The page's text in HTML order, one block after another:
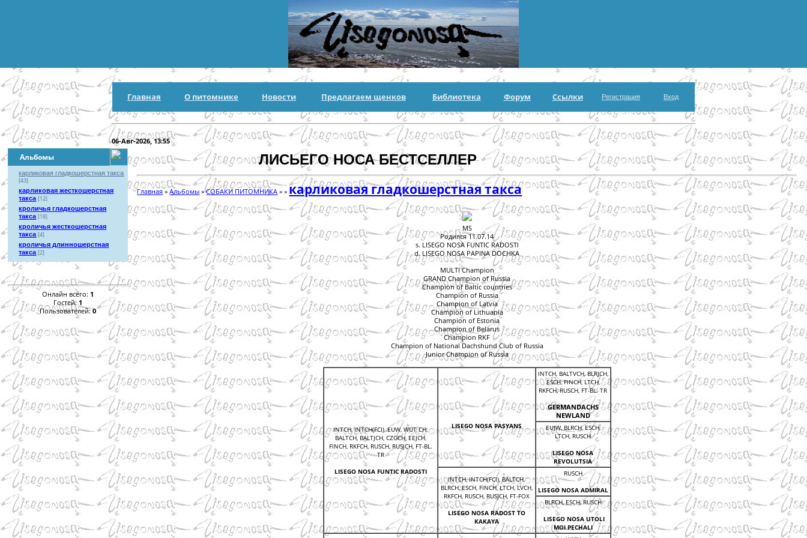
Главная О питомнике Новости Предлагаем щенков Библиотека Форум Ссылки Регистрация Вход
06-Авг-2026, 13:55
Альбомы
карликовая гладкошерстная такса
[43]
карликовая жесткошерстная
такса [12]
кроличья гладкошерстная
такса [18]
кроличья жесткошерстная
такса [4]
кроличья длинношерстная
такса [2]
Онлайн всего: 1
Гостей:1
Пользователей:0
ЛИСЬЕГО НОСА БЕСТСЕЛЛЕР
Главная»Альбомы »СОБАКИ ПИТОМНИКА » » карликовая гладкошерстная такса
MS
Родился 11.07.14
s. LISEGO NOSA FUNTIC RADOSTI
d. LISEGO NOSA PAPINA DOCHKA
MULTI Champion
GRAND Champion of Russia
Champion of Baltic countries
Champion of Russia
Champion of Latvia
Champion of Lithuania
Champion of Estonia
Champion of Belarus
Champion RKF
Champion of National Dachshund Club of Russia
Junior Champion of Russia
INTCH, INTCH(FCI), EUW, WUT CH,
BALTCH, BALTJCH, CZGCH, EEJCH,
FINCH, RKFCH, RUSCH, RUSJCH, FT-BL.
TR
LISEGO NOSA FUNTIC RADOSTI
LISEGO NOSA PASYANS
INTCH, BALTVCH, BLRJCH,
ESCH, FINCH, LTCH,
RKFCH, RUSCH, FT-BL. TR
GERMANDACHS
NEWLAND
EUJW, BLRCH, ESCH,
LTCH, RUSCH
LISEGO NOSA
REVOLUTSIA
INTCH, INTCH(FCI), BALTCH,
BLRCH, ESCH, FINCH, LTCH, LVCH,
RKFCH, RUSCH, RUSJCH, FT-FOX
LISEGO NOSA RADOST TO
KAKAYA
RUSCH
LISEGO NOSA ADMIRAL
BLRCH, ESCH, RUSCH
LISEGO NOSA UTOLI
MOI PECHALI